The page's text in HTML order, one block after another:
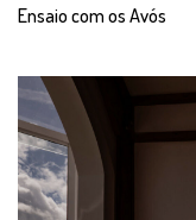
Ensaio com os Avós